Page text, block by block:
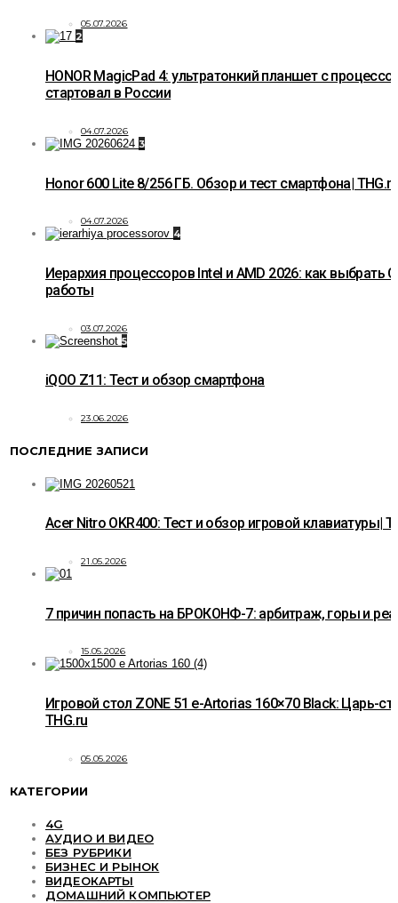
05.07.2026
2
HONOR MagicPad 4: ультратонкий планшет с
стартовал в России
04.07.2026
3
Honor 600 Lite 8/256 ГБ. Обзор и тест смартфона| THG.ru
04.07.2026
4
Иерархия процессоров Intel и AMD 2026: как выбрать
работы
03.07.2026
5
iQOO Z11: Тест и обзор смартфона
23.06.2026
ПОСЛЕДНИЕ ЗАПИСИ
Acer Nitro OKR400: Тест и обзор игровой клавиатуры|
21.05.2026
7 причин попасть на БРОКОНФ-7: арбитраж, горы и
15.05.2026
Игровой стол ZONE 51 e-Artorias 160×70 Black: Царь-
THG.ru
05.05.2026
КАТЕГОРИИ
4G
АУДИО И ВИДЕО
БЕЗ РУБРИКИ
БИЗНЕС И РЫНОК
ВИДЕОКАРТЫ
ДОМАШНИЙ КОМПЬЮТЕР